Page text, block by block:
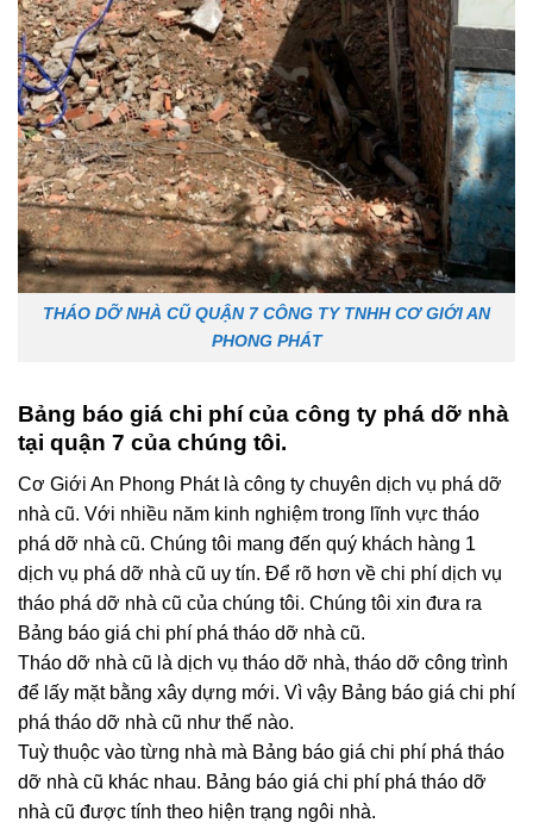
THÁO DỠ NHÀ CŨ QUẬN 7 CÔNG TY TNHH CƠ GIỚI AN
PHONG PHÁT
Bảng báo giá chi phí của công ty phá dỡ nhà
tại quận 7 của chúng tôi.
Cơ Giới An Phong Phát là công ty chuyên dịch vụ phá dỡ
nhà cũ. Với nhiều năm kinh nghiệm trong lĩnh vực tháo
phá dỡ nhà cũ. Chúng tôi mang đến quý khách hàng 1
dịch vụ phá dỡ nhà cũ uy tín. Để rõ hơn về chi phí dịch vụ
tháo phá dỡ nhà cũ của chúng tôi. Chúng tôi xin đưa ra
Bảng báo giá chi phí phá tháo dỡ nhà cũ.
Tháo dỡ nhà cũ là dịch vụ tháo dỡ nhà, tháo dỡ công trình
để lấy mặt bằng xây dựng mới. Vì vậy Bảng báo giá chi phí
phá tháo dỡ nhà cũ như thế nào.
Tuỳ thuộc vào từng nhà mà Bảng báo giá chi phí phá tháo
dỡ nhà cũ khác nhau. Bảng báo giá chi phí phá tháo dỡ
nhà cũ được tính theo hiện trạng ngôi nhà.